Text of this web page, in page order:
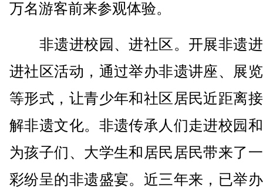
万名游客前来参观体验。
非遗进校园、进社区。开展非遗
进社区活动，通过举办非遗讲座、展
等形式，让青少年和社区居民近距离
解非遗文化。非遗传承人们走进校园
为孩子们、大学生和居民居民带来了
彩纷呈的非遗盛宴。近三年来，已举